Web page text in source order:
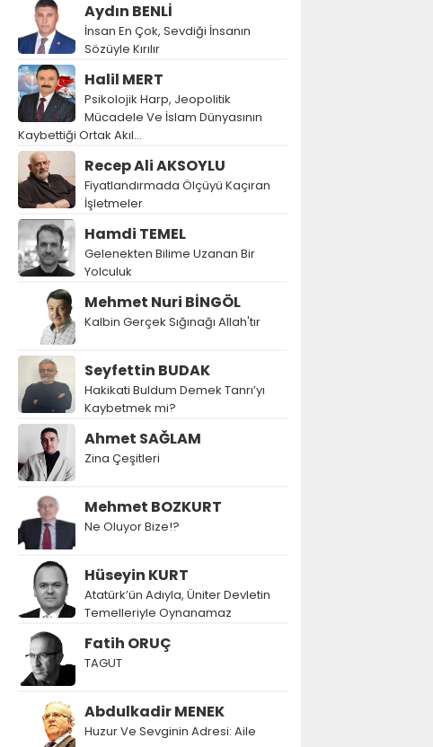
Aydın BENLİ
İnsan En Çok, Sevdiği İnsanın
Sözüyle Kırılır
Halil MERT
Psikolojik Harp, Jeopolitik
Mücadele Ve İslam Dünyasının
Kaybettiği Ortak Akıl…
Recep Ali AKSOYLU
Fiyatlandırmada Ölçüyü Kaçıran
İşletmeler
Hamdi TEMEL
Gelenekten Bilime Uzanan Bir
Yolculuk
Mehmet Nuri BİNGÖL
Kalbin Gerçek Sığınağı Allah'tır
Seyfettin BUDAK
Hakikati Buldum Demek Tanrı’yı
Kaybetmek mi?
Ahmet SAĞLAM
Zina Çeşitleri
Mehmet BOZKURT
Ne Oluyor Bize!?
Hüseyin KURT
Atatürk’ün Adıyla, Üniter Devletin
Temelleriyle Oynanamaz
Fatih ORUÇ
TAGUT
Abdulkadir MENEK
Huzur Ve Sevginin Adresi: Aile